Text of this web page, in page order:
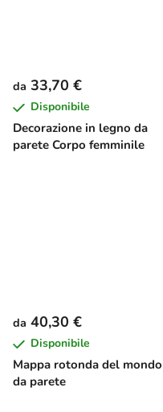
Decorazione in legno da
parete Corpo femminile
da 33,70 €
Disponibile
Mappa rotonda del mondo
da parete
da 40,30 €
Disponibile